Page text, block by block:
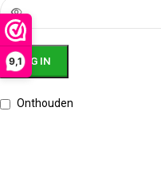
9,1LOG IN
Onthouden